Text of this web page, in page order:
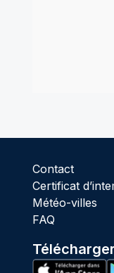
Contact
Certificat
Météo-villes
FAQ